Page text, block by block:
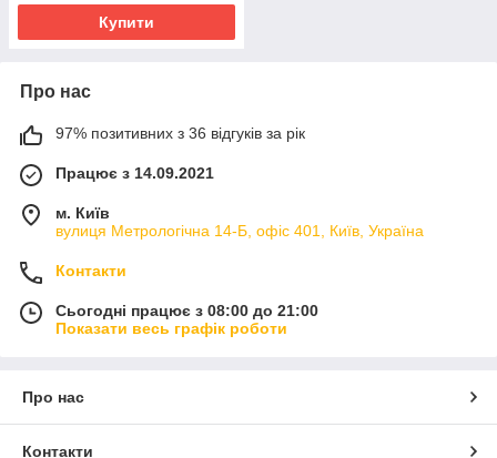
Купити
Про нас
97% позитивних з 36 відгуків за рік
Працює з 14.09.2021
м. Київ
вулиця Метрологічна 14-Б, офіс 401, Київ, Україна
Контакти
Сьогодні працює з 08:00 до 21:00
Показати весь графік роботи
Про нас
Контакти